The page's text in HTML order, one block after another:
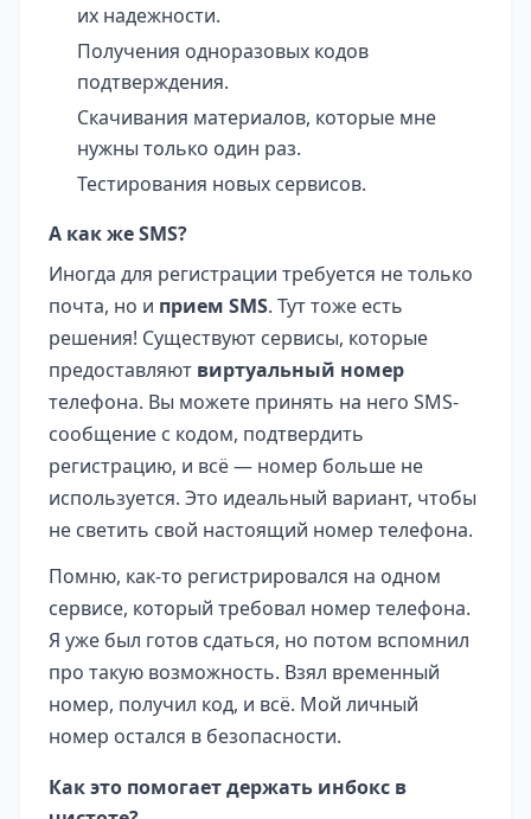
их надежности.
Получения одноразовых кодов
подтверждения.
Скачивания материалов, которые мне
нужны только один раз.
Тестирования новых сервисов.
А как же SMS?
Иногда для регистрации требуется не только
почта, но и прием SMS. Тут тоже есть
решения! Существуют сервисы, которые
предоставляют виртуальный номер
телефона. Вы можете принять на него SMS-
сообщение с кодом, подтвердить
регистрацию, и всё — номер больше не
используется. Это идеальный вариант, чтобы
не светить свой настоящий номер телефона.
Помню, как-то регистрировался на одном
сервисе, который требовал номер телефона.
Я уже был готов сдаться, но потом вспомнил
про такую возможность. Взял временный
номер, получил код, и всё. Мой личный
номер остался в безопасности.
Как это помогает держать инбокс в